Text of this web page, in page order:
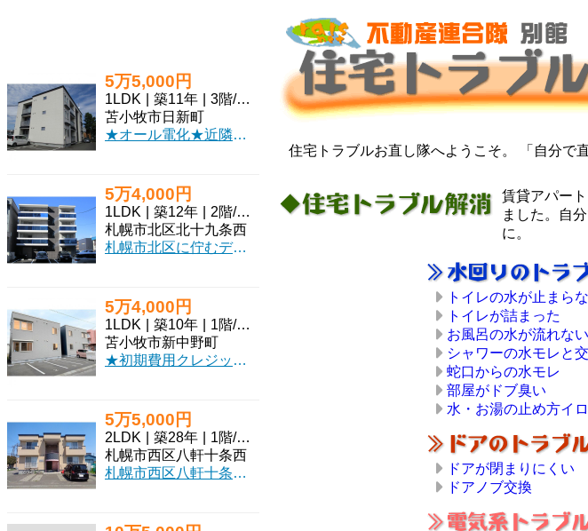
住宅トラブルお直し隊へようこそ。 「自分で
賃貸アパー
ました。自
に。
トイレの水が止まら
トイレが詰まった
お風呂の水が流れない
シャワーの水モレと
蛇口からの水モレ
部屋がドブ臭い
水・お湯の止め方イ
ドアが閉まりにくい
ドアノブ交換
5万5,000円
1LDK 築11年 3階/3階建
苫小牧市日新町
★オール電化★近隣に商業施設あり！最上階！角部屋！広々1LDK！シャンドレ、ウォシュレット付！初期費用クレジット決済OK！お部屋探しはミニミニで！
5万4,000円
1LDK 築12年 2階/4階建
札幌市北区北十九条西
札幌市北区に佇むデザイナーズマンション「プリマクラッセ」で、新しい暮らしを始めてみませんか？札幌市営地下鉄南北線「北１８条駅」まで徒歩4分と、毎日の通勤・通学にも嬉しい立地です。11.2帖のLDKと5.5帖の洋室を備えた37.01㎡の1LDKは、お一人暮らしはもちろん、お二人での新生活にも心地よい空間となりそうですね。インターネット利用料無料は、毎日の生活に嬉しいポイントです。オートロックや防犯カメラ、モニタ付インターホンでセキュリティも安心。宅配BOXも完備しているので、お留守の際も荷物の受け取りがスムーズです。バス・トイレ別、独立洗面台、温水洗浄トイレなど水回りも充実しており、エアコンと灯油暖房で一年中快適に過ごしていただけます。徒歩圏内にはスーパーやコンビニ、郵便局、保育園、小中学校があり、日々の買い物や子育てにも便利な環境が整っています。礼金0円で初期費用を抑えられるのも魅力的。保証人不要で、2人入居もご相談いただけます。快適な毎日をぜひご体験ください。
5万4,000円
1LDK 築10年 1階/2階建
苫小牧市新中野町
★初期費用クレジットカード決済ＯＫ★内装オシャレ！苫小牧中心部！システムキッチン・シャンドレ完備！
5万5,000円
2LDK 築28年 1階/2階建
札幌市西区八軒十条西
札幌市西区八軒十条西に位置するアパート「スカイテラスみか」で、新しい生活を始めてみませんか？広々とした47.92㎡の2LDKは、お二人暮らしやご家族にぴったりの空間です。南西向きの角部屋で、明るい日差しが差し込むリビングは、毎日を心地よく彩ってくれるでしょう。室内にはエアコンやモニタ付インターホン、独立洗面台、室内洗濯機置場など、快適な暮らしをサポートする設備が充実しています。冬には嬉しい灯油暖房も完備。敷金は55,000円、礼金はゼロなので、初期費用を抑えたい方にもおすすめです。徒歩1分の場所にコンビニがあり、急なお買い物にも困りません。小学校まで徒歩7分、中学校まで徒歩10分と、お子様の通学も安心の距離です。無料駐車場もございますので、お車をお持ちの方も安心（長さ制限あり、要現地確認）。ぜひ一度、現地でこの魅力をご体感ください。